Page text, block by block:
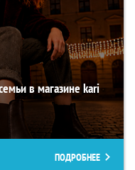
в магазине kari
ПОДРОБНЕЕ